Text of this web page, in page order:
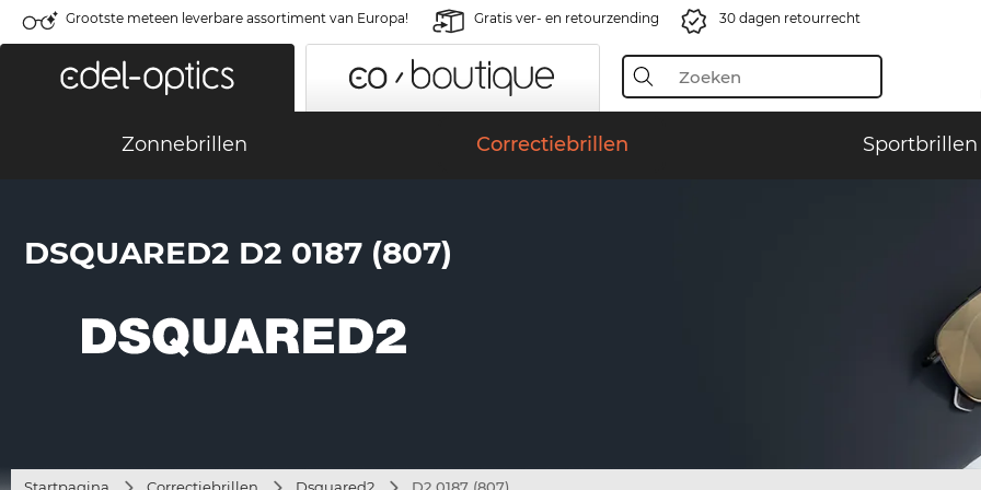
Grootste meteen leverbare assortiment van Europa! Gratis ver- en retourzending 30 dagen retourrecht
Zonnebrillen Correctiebrillen Sportbrillen
DSQUARED2 D2 0187 (807)